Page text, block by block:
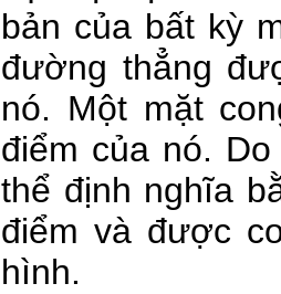
bản của bất kỳ
đường thẳng
nó. Một mặt
điểm của nó.
thể định nghĩa
điểm và được
hình.